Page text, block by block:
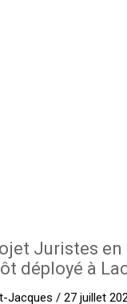
Juristes
déployé à
Jacques / 27 juillet